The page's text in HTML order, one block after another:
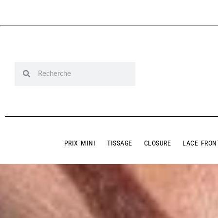
PRIX MINI TISSAGE CLOSURE LACE